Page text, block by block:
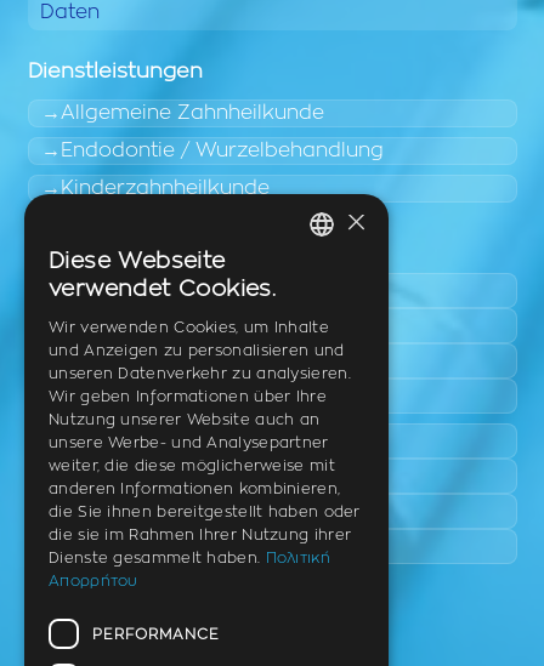
Daten
Dienstleistungen
Allgemeine Zahnheilkunde
Endodontie / Wurzelbehandlung
Kinderzahnheilkunde
Pylaia
Triadi
Neo Rysio
Epanomi
Peraia
Kalamaria
Panorama
Charilaou
Th. Litsa 10 – Tavaki (Ecke),
ENGLISH
×
Diese Webseite
verwendet Cookies.
Wir verwenden Cookies, um Inhalte
und Anzeigen zu personalisieren und
unseren Datenverkehr zu analysieren.
Wir geben Informationen über Ihre
Nutzung unserer Website auch an
unsere Werbe- und Analysepartner
weiter, die diese möglicherweise mit
anderen Informationen kombinieren,
die Sie ihnen bereitgestellt haben oder
die sie im Rahmen Ihrer Nutzung ihrer
Dienste gesammelt haben.
Πολιτική
Απορρήτου
PERFORMANCE